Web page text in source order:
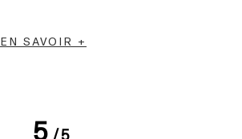
EN SAVOIR +
5/5